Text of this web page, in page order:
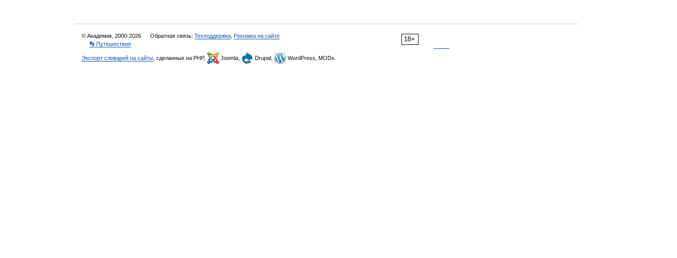
18+
© Академик, 2000-2026 Обратная связь: Техподдержка Реклама на сайте
👣 Путешествия
Экспорт словарей на сайты , сделанные на PHP, Joomla, Drupal, WordPress, MODx.